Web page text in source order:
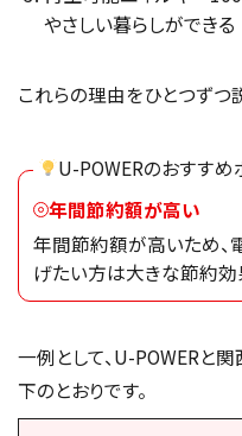
やさしい暮らしができる
これらの理由をひとつずつ
U-POWERのおすすめ
年間節約額が高い
年間節約額が高いため
げたい方は大きな節約効
一例として、U-POWERと
下のとおりです。